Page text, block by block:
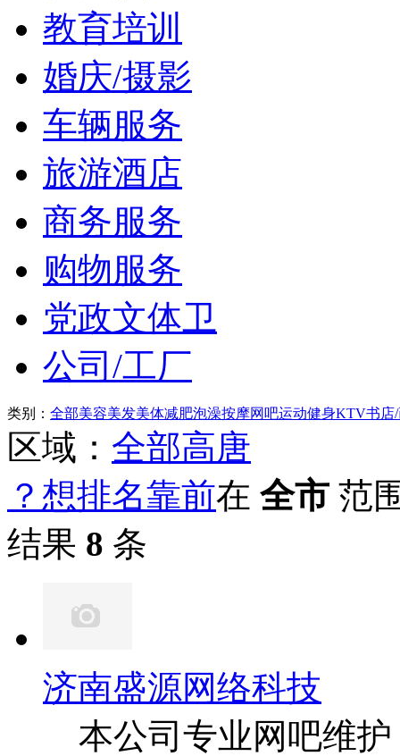
教育培训
婚庆/摄影
车辆服务
旅游酒店
商务服务
购物服务
党政文体卫
公司/工厂
类别： 全部美容美发美体减肥泡澡按摩网吧运动健身KTV书店
区域： 全部高唐
？想排名靠前在 全市 范
结果 8 条
济南盛源网络科技
本公司专业网吧维